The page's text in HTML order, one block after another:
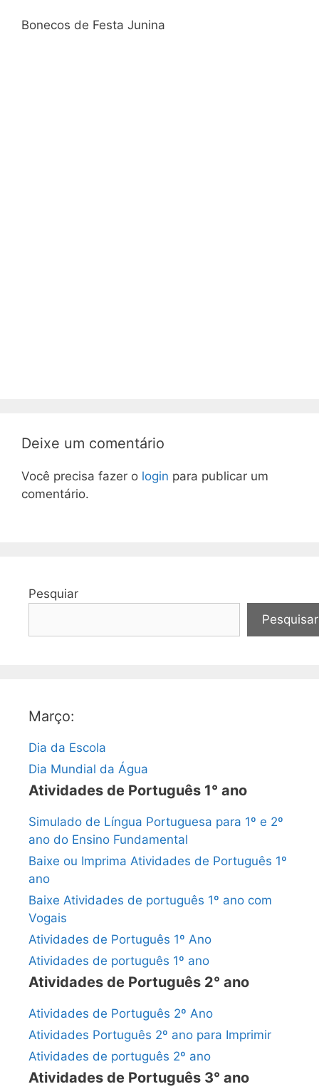
Bonecos de Festa Junina
Deixe um comentário
Você precisa fazer o login para publicar um
comentário.
Pesquiar
Pesquisar
Março:
Dia da Escola
Dia Mundial da Água
Atividades de Português 1° ano
Simulado de Língua Portuguesa para 1º e 2º
ano do Ensino Fundamental
Baixe ou Imprima Atividades de Português 1º
ano
Baixe Atividades de português 1º ano com
Vogais
Atividades de Português 1º Ano
Atividades de português 1º ano
Atividades de Português 2° ano
Atividades de Português 2º Ano
Atividades Português 2º ano para Imprimir
Atividades de português 2º ano
Atividades de Português 3° ano